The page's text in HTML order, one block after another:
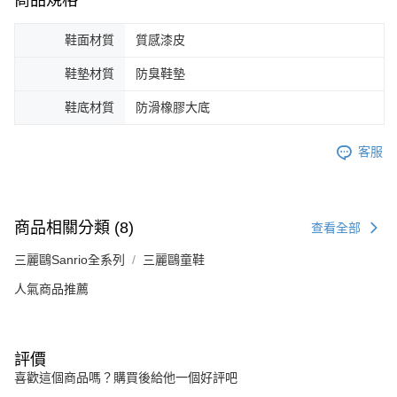
鞋面材質 質感漆皮
鞋墊材質 防臭鞋墊
鞋底材質 防滑橡膠大底
客服
商品相關分類 (8) 查看全部
三麗鷗Sanrio全系列 三麗鷗童鞋
人氣商品推薦
評價
喜歡這個商品嗎？購買後給他一個好評吧